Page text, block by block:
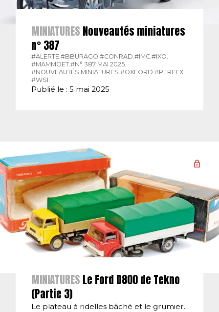
MINIATURES Nouveautés miniatures
n° 387
#ALERTE.#BBURAGO.#CONRAD.#IMC.#IXO.
#MAMMOET.#N° 387 MAI 2025.
#NOUVEAUTÉS MINIATURES.#OXFORD.#PERFEX.
#WSI.
Publié le : 5 mai 2025
MINIATURES Le Ford D800 de Tekno
(Partie 3)
Le plateau à ridelles bâché et le grumier.